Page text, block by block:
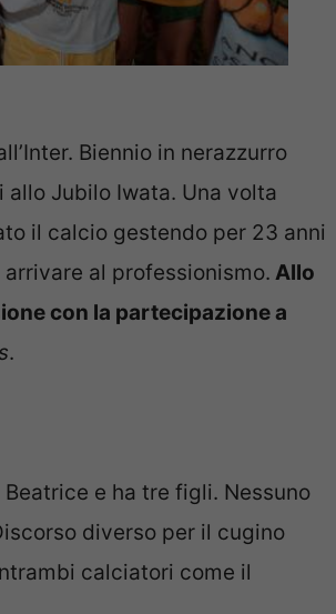
Biennio in nerazzurro
Jubilo Iwata. Una volta
il calcio gestendo per 23 anni
al professionismo. Allo
con la partecipazione a
.
e ha tre figli. Nessuno
diverso per il cugino
calciatori come il